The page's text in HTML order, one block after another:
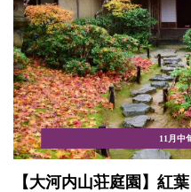
11月中
【大河内山荘庭園】紅葉